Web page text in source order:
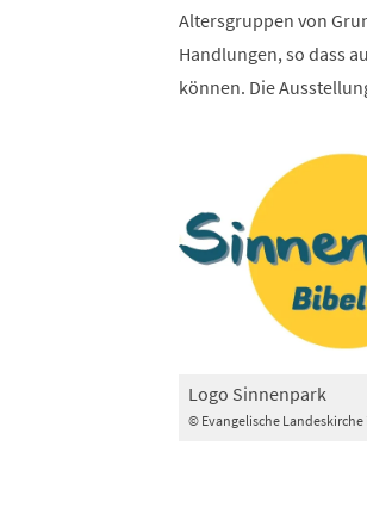
Altersgruppen von
Handlungen, so dass
können. Die
© Evangelische Landeskirche
Logo Sinnenpark